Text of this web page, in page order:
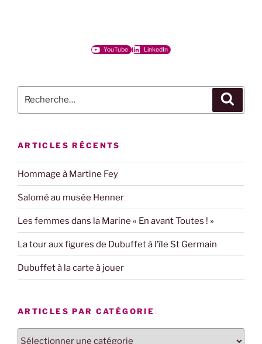
YouTube LinkedIn
pour
ARTICLES RÉCENTS
Hommage à Martine Fey
Salomé au musée Henner
Les femmes dans la Marine « En avant Toutes ! »
La tour aux figures de Dubuffet à l’île St Germain
Dubuffet à la carte à jouer
ARTICLES PAR CATÉGORIE
Articles